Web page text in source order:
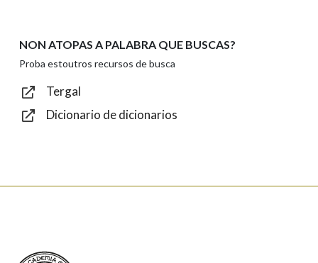
Texto de verificación
NON ATOPAS A PALABRA QUE BUSCAS?
Proba estoutros recursos de busca
Tergal
Dicionario de dicionarios
Real Academia Galega